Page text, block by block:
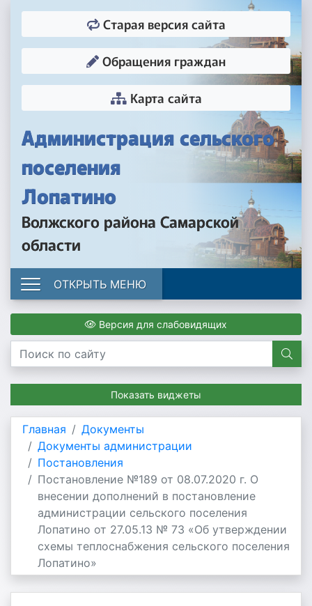
Администрация сельского
поселения
Лопатино
Волжского района Самарской
области
Старая версия сайта
Обращения граждан
Карта сайта
ОТКРЫТЬ МЕНЮ
Версия для слабовидящих
Показать виджеты
Главная
Документы
Документы администрации
Постановления
Постановление №189 от 08.07.2020 г. О
внесении дополнений в постановление
администрации сельского поселения
Лопатино от 27.05.13 № 73 «Об утверждении
схемы теплоснабжения сельского поселения
Лопатино»